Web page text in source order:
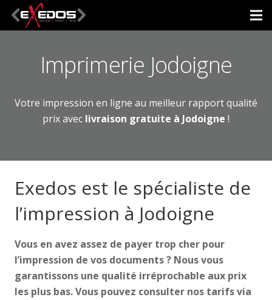
Imprimerie Jodoigne
Votre impression en ligne au meilleur rapport qualité
prix avec livraison gratuite à Jodoigne !
Exedos est le spécialiste de
l’impression à Jodoigne
Vous en avez assez de payer trop cher pour
l’impression de vos documents ? Nous vous
garantissons une qualité irréprochable aux prix
les plus bas. Vous pouvez consulter nos tarifs via